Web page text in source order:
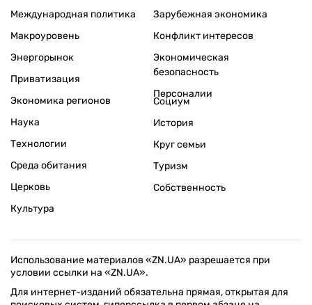
Международная политика
Макроуровень
Энергорынок
Приватизация
Экономика регионов
Зарубежная экономика
Конфликт интересов
Экономическая
безопасность
Персоналии
Наука
Технологии
Среда обитания
Церковь
Культура
Социум
История
Круг семьи
Туризм
Собственность
Использование материалов «ZN.UA» разрешается при
условии ссылки на «ZN.UA».
Для интернет-изданий обязательна прямая, открытая для